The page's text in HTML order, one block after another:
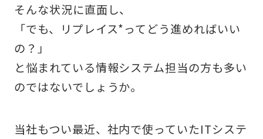
そんな状況に直面し、
「でも、リプレイス*ってどう進めればいい
の？」
と悩まれている情報システム担当の方も多い
のではないでしょうか。
当社もつい最近、社内で使っていたITシステ